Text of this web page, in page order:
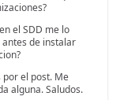
el SDD me lo
de instalar
el post. Me
alguna. Saludos.